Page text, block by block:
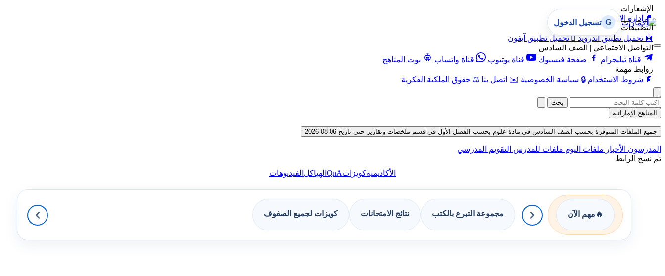
الإشعارات
🔔 إدارة الإشعارات
التطبيقات
🤖 تحميل تطبيق أندرويد  تحميل تطبيق آيفون
التواصل الاجتماعي | الصف السادس
قناة تيليجرام
صفحة فيسبوك قناة يوتيوب قناة واتساب
بوت المناهج
روابط مهمة
📄 شروط الاستخدام 🔒 سياسة الخصوصية ✉️ اتصل بنا ⚖️ حقوق الملكية الفكرية
G تسجيل الدخول
بحث
المناهج الإماراتية
جميع الملفات المتوفرة بحسب الصف السادس في مادة علوم بحسب الفصل الأول في قسم ملخصات وتقارير حتى تاريخ 06-08-2026
المدرسون الأخبار ملفات اليوم ملفات للمدرس التقويم المدرسي
تم نسخ الرابط
الأكاديميةكويزاتQnA الهياكل الفيديوهات
🔥 مهم الآن مجموعة التبرع بالكتب نتائج الامتحانات كويزات لجميع الصفوف